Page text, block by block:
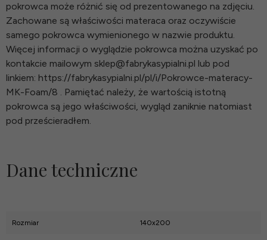
pokrowca może różnić się od prezentowanego na zdjęciu.
Zachowane są właściwości materaca oraz oczywiście
samego pokrowca wymienionego w nazwie produktu.
Więcej informacji o wyglądzie pokrowca można uzyskać po
kontakcie mailowym sklep@fabrykasypialni.pl lub pod
linkiem: https://fabrykasypialni.pl/pl/i/Pokrowce-materacy-
MK-Foam/8 . Pamiętać należy, że wartością istotną
pokrowca są jego właściwości, wygląd zaniknie natomiast
pod prześcieradłem.
Dane techniczne
Rozmiar 140x200